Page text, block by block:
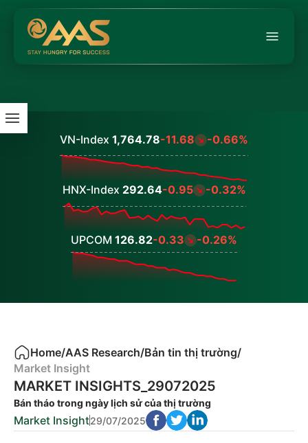
VN-Index 1,764.78-11.68 -0.66%
HNX-Index 292.64-0.95 -0.32%
UPCOM 126.82-0.33 -0.26%
Home/AAS Research/Bản tin thị trường/
Market Insight
MARKET INSIGHTS_29072025
Bán tháo trong ngày lịch sử của thị trường
Market Insight29/07/2025